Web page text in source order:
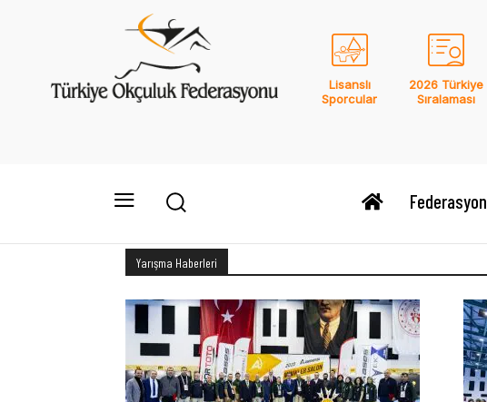
Lisanslı
Sporcular
2026 Türkiye
Sıralaması
Federasyon
Yarışma Haberleri